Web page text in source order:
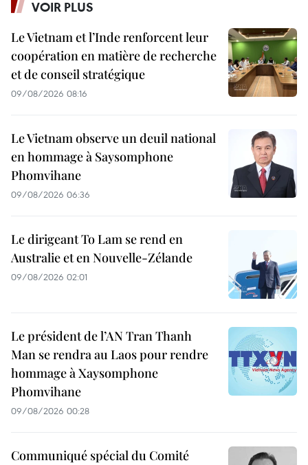
VOIR PLUS
Le Vietnam et l’Inde renforcent leur
coopération en matière de recherche
et de conseil stratégique
09/08/2026 08:16
Le Vietnam observe un deuil national
en hommage à Saysomphone
Phomvihane
09/08/2026 06:36
Le dirigeant To Lam se rend en
Australie et en Nouvelle-Zélande
09/08/2026 02:01
Le président de l’AN Tran Thanh
Man se rendra au Laos pour rendre
hommage à Xaysomphone
Phomvihane
09/08/2026 00:28
Communiqué spécial du Comité